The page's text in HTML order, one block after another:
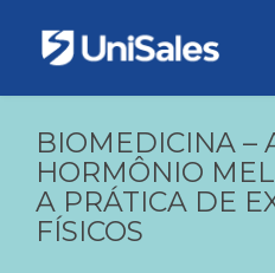
BIOMEDICINA –
HORMÔNIO
A PRÁTICA DE
FÍSICOS